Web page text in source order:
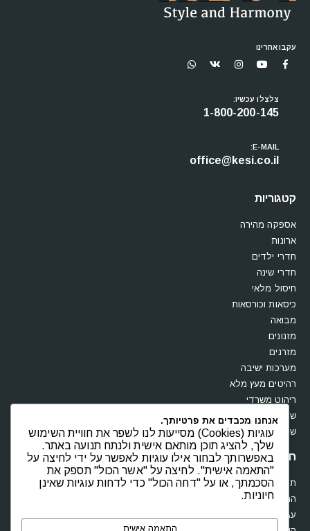
עקבו אחרינו
צלצלו עכשיו:
1-800-200-145
E-MAIL:
office@kesi.co.il
קטגוריות
אספקה מהירה
ארונות
חדרי ילדים
חדרי שינה
חיסול מלאי
כיסאות וכורסאות
מבואה
מזנונים
מזרנים
מערכות ישיבה
רהיטים מעץ מלא
ריהוט משרדי
שולחנות
שידות וקומודות
חנות
תקנון
החשבון שלי
עגלת קניות
אנחנו מכבדים את פרטיותך.
עוגיות (Cookies) מסייעות לנו לשפר את חוויית השימוש
שלך, להציג תוכן מותאם אישית ולנתח תנועה באתר.
באפשרותך לבחור אילו עוגיות לאפשר על ידי לחיצה על
"התאמה אישית". לחיצה על "אשר הכול" תספק את
הסכמתך, או על "דחה הכול" כדי לדחות עוגיות שאינן
חיוניות.
התאמה אישית